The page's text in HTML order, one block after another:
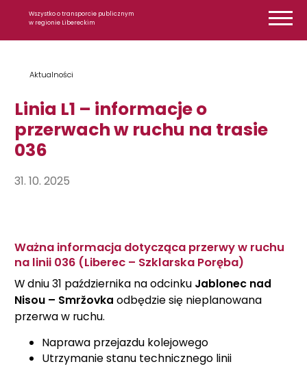
Wszystko o transporcie publicznym
w regionie Libereckim
Aktualności
Linia L1 – informacje o
przerwach w ruchu na trasie
036
31. 10. 2025
Ważna informacja dotycząca przerwy w ruchu
na linii 036 (Liberec – Szklarska Poręba)
W dniu 31 października na odcinku Jablonec nad
Nisou – Smržovka odbędzie się nieplanowana
przerwa w ruchu.
Naprawa przejazdu kolejowego
Utrzymanie stanu technicznego linii